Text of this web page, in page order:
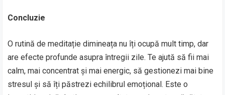
Concluzie
O rutină de meditație dimineața nu îți ocupă mult timp, dar
are efecte profunde asupra întregii zile. Te ajută să fii mai
calm, mai concentrat și mai energic, să gestionezi mai bine
stresul și să îți păstrezi echilibrul emoțional. Este o